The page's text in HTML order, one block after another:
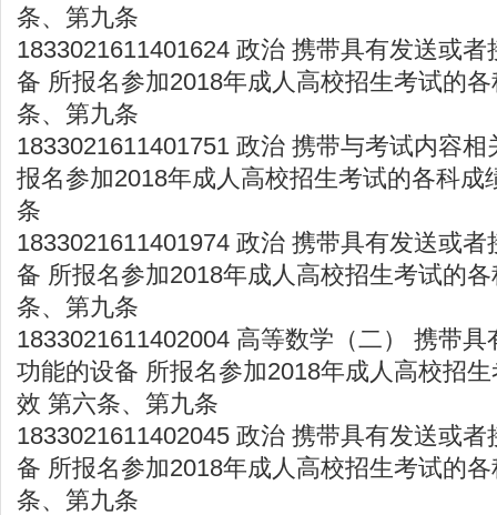
条、第九条
1833021611401624 政治 携带具有发送或
备 所报名参加2018年成人高校招生考试的
条、第九条
1833021611401751 政治 携带与考试内容
报名参加2018年成人高校招生考试的各科成
条
1833021611401974 政治 携带具有发送或
备 所报名参加2018年成人高校招生考试的
条、第九条
1833021611402004 高等数学（二） 携带
功能的设备 所报名参加2018年成人高校招
效 第六条、第九条
1833021611402045 政治 携带具有发送或
备 所报名参加2018年成人高校招生考试的
条、第九条